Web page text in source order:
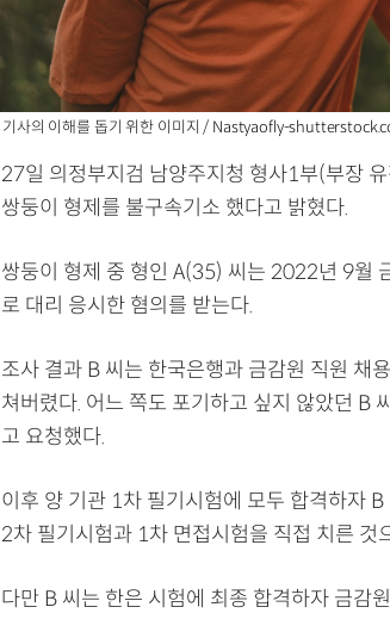
기사의 이해를 돕기 위한 이미지 / Nastyaofly-
27일 의정부지검 남양주지청 형사1부(부장
쌍둥이 형제를 불구속기소 했다고 밝혔다.
쌍둥이 형제 중 형인 A(35) 씨는 2022년 9월
로 대리 응시한 혐의를 받는다.
조사 결과 B 씨는 한국은행과 금감원 직원 채
쳐버렸다. 어느 쪽도 포기하고 싶지 않았던 B
고 요청했다.
이후 양 기관 1차 필기시험에 모두 합격하자
2차 필기시험과 1차 면접시험을 직접 치른 것
다만 B 씨는 한은 시험에 최종 합격하자 금감